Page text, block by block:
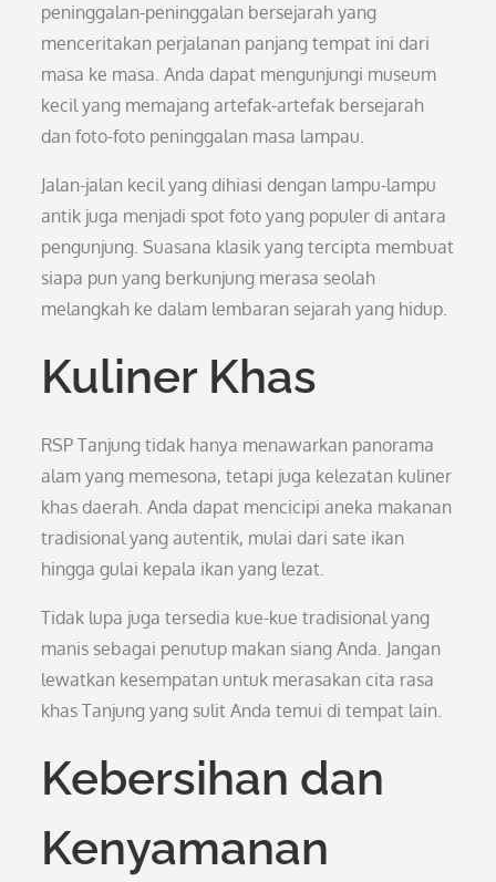
peninggalan-peninggalan bersejarah yang
menceritakan perjalanan panjang tempat ini dari
masa ke masa. Anda dapat mengunjungi museum
kecil yang memajang artefak-artefak bersejarah
dan foto-foto peninggalan masa lampau.
Jalan-jalan kecil yang dihiasi dengan lampu-lampu
antik juga menjadi spot foto yang populer di antara
pengunjung. Suasana klasik yang tercipta membuat
siapa pun yang berkunjung merasa seolah
melangkah ke dalam lembaran sejarah yang hidup.
Kuliner Khas
RSP Tanjung tidak hanya menawarkan panorama
alam yang memesona, tetapi juga kelezatan kuliner
khas daerah. Anda dapat mencicipi aneka makanan
tradisional yang autentik, mulai dari sate ikan
hingga gulai kepala ikan yang lezat.
Tidak lupa juga tersedia kue-kue tradisional yang
manis sebagai penutup makan siang Anda. Jangan
lewatkan kesempatan untuk merasakan cita rasa
khas Tanjung yang sulit Anda temui di tempat lain.
Kebersihan dan
Kenyamanan